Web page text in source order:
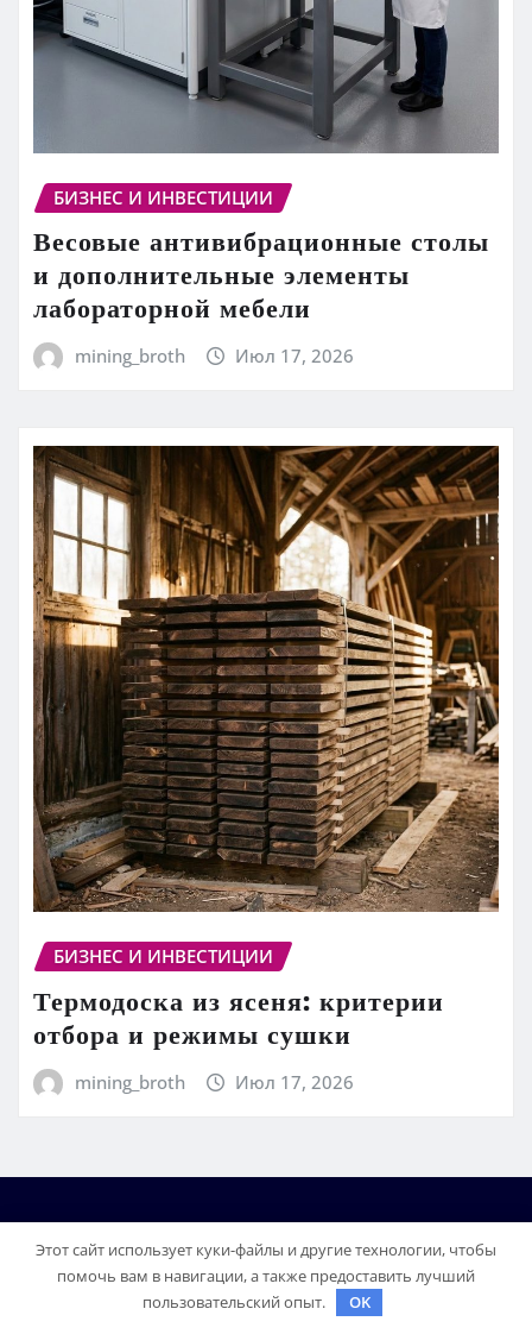
БИЗНЕС И ИНВЕСТИЦИИ
Весовые антивибрационные столы
и дополнительные элементы
лабораторной мебели
mining_broth Июл 17, 2026
БИЗНЕС И ИНВЕСТИЦИИ
Термодоска из ясеня: критерии
отбора и режимы сушки
mining_broth Июл 17, 2026
Этот сайт использует куки-файлы и другие технологии, чтобы
помочь вам в навигации, а также предоставить лучший
пользовательский опыт.
OK